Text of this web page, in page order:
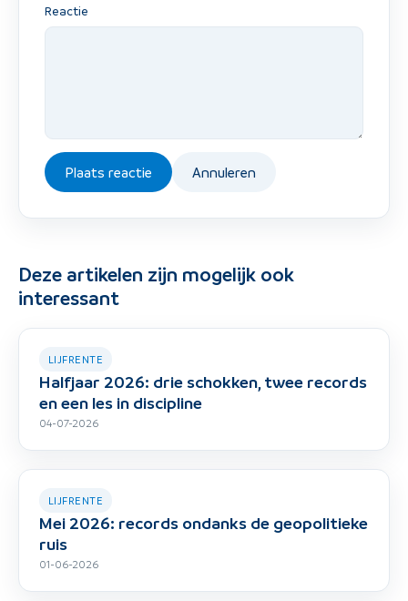
Reactie
Plaats reactie Annuleren
Deze artikelen zijn mogelijk ook
interessant
LIJFRENTE
Halfjaar 2026: drie schokken, twee records
en een les in discipline
04-07-2026
LIJFRENTE
Mei 2026: records ondanks de geopolitieke
ruis
01-06-2026